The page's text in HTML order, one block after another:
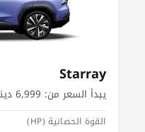
Starray
يبدأ السعر من:
القوة الحصانية (HP)